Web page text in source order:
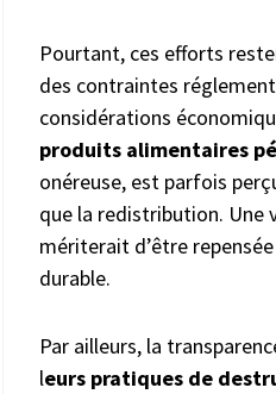
Pourtant, ces efforts
des contraintes
considérations
produits alimentaires
onéreuse, est parfois
que la redistribution. Une
mériterait d’être
durable.
Par ailleurs, la
leurs pratiques de